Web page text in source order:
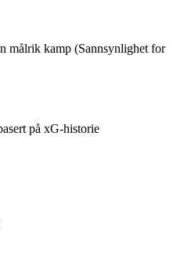
målrik kamp (Sannsynlighet for
på xG-historie